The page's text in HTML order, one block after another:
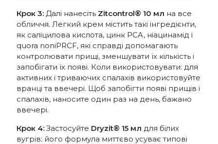
Крок 3: Далі нанесіть Zitcontrol® 10 мл на все
обличчя. Легкий крем містить такі інгредієнти,
як саліцилова кислота, цинк PCA, ніацинамід і
quora noniPRCF, які справді допомагають
контролювати прищі, зменшувати їх кількість і
запобігати їх появі. Коли використовувати: для
активних і триваючих спалахів використовуйте
вранці та ввечері. Щоб запобігти появі прищів і
спалахів, наносите один раз на день, бажано
ввечері.
Крок 4: Застосуйте Dryzit® 15 мл для білих
вугрів: його формула миттєво усуває типові